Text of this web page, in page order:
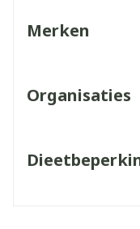
Merken
Organisaties